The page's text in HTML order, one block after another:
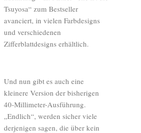
Tsuyosa“ zum Bestseller
avanciert, in vielen Farbdesigns
und verschiedenen
Zifferblattdesigns erhältlich.
Und nun gibt es auch eine
kleinere Version der bisherigen
40-Millimeter-Ausführung.
„Endlich“, werden sicher viele
derjenigen sagen, die über kein